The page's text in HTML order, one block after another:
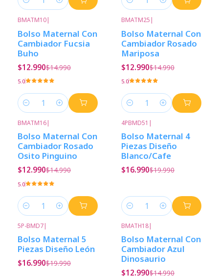
Cantidad Cantidad
BMATM10|
Bolso Maternal Con
Cambiador Fucsia
Buho
$12.990$14.990
5.0
Cantidad
BMATM25 |
Bolso Maternal Con
Cambiador Rosado
Mariposa
$12.990$14.990
5.0
Cantidad
BMATM16|
Bolso Maternal Con
Cambiador Rosado
Osito Pinguino
$12.990$14.990
5.0
Cantidad
4PBMD51 |
Bolso Maternal 4
Piezas Diseño
Blanco/Cafe
$16.990$19.990
Cantidad
5P-BMD7|
Bolso Maternal 5
Piezas Diseño León
$16.990$19.990
BMATH18|
Bolso Maternal Con
Cambiador Azul
Dinosaurio
$12.990$14.990